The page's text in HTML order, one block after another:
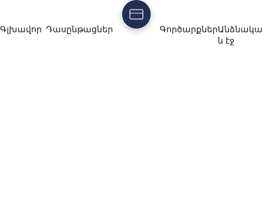
Գլխավոր Դասընթացներ ԳործարքներԱնձնակա
ն էջ